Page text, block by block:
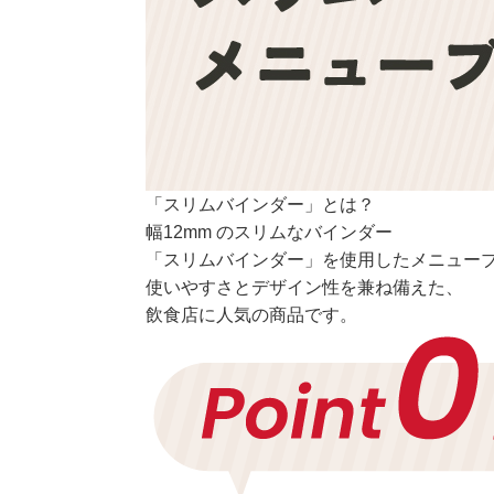
「スリムバインダー」とは？
幅12mm のスリムなバインダー
「スリムバインダー」を使用したメニュー
使いやすさとデザイン性を兼ね備えた、
飲食店に人気の商品です。